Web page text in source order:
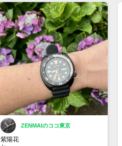
ZENMAIのココ東京
紫陽花